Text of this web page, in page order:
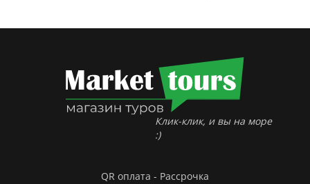
Клик-клик, и вы на море
:)
QR оплата - Рассрочка